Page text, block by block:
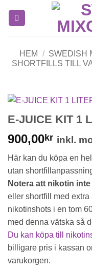
HEM / SWEDISH
SHORTFILLS TILL
E-JUICE KIT 1
900,00kr inkl.
Här kan du köpa en
utan
Notera att nikotin
eller shortfill med extra
nikotinshots i en tom
med denna vätska så
Du kan köpa till
billigare pris i kassan
varukorgen.